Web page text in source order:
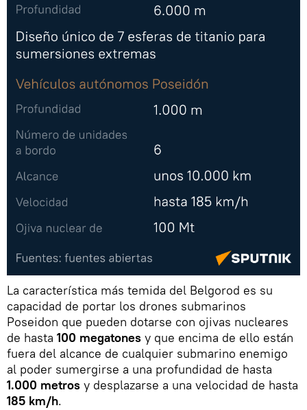
La característica más temida del Belgorod es su
capacidad de portar los drones submarinos
Poseidon que pueden dotarse con ojivas nucleares
de hasta 100 megatones y que encima de ello están
fuera del alcance de cualquier submarino enemigo
al poder sumergirse a una profundidad de hasta
1.000 metros y desplazarse a una velocidad de hasta
185 km/h.